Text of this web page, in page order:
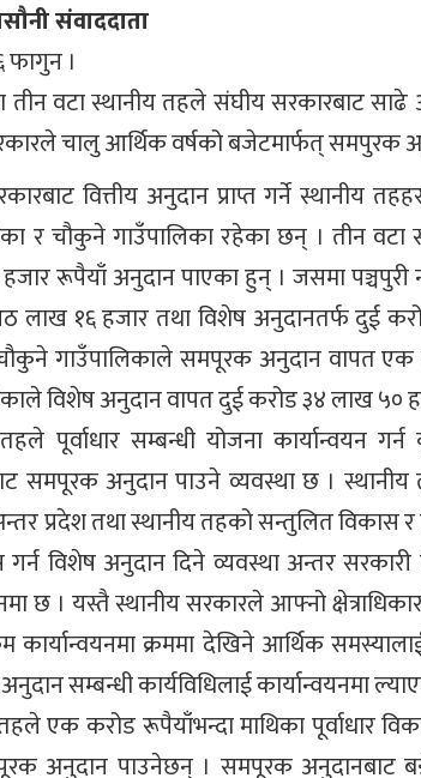
संवाददाता
फागुन ।
तीन वटा स्थानीय तहले संघीय सरकारबाट
चालु आर्थिक वर्षको बजेटमार्फत् समपुरक
वित्तीय अनुदान प्राप्त गर्ने स्थानीय
र चौकुने गाउँपालिका रहेका छन् । तीन
रूपैयाँ अनुदान पाएका हुन् । जसमा
लाख १६ हजार तथा विशेष अनुदानतर्फ दुई
गाउँपालिकाले समपूरक अनुदान वापत
विशेष अनुदान वापत दुई करोड ३४ लाख ५०
पूर्वाधार सम्बन्धी योजना कार्यान्वयन
समपूरक अनुदान पाउने व्यवस्था छ ।
प्रदेश तथा स्थानीय तहको सन्तुलित विकास
विशेष अनुदान दिने व्यवस्था अन्तर सरकारी
छ । यस्तै स्थानीय सरकारले आफ्नो
कार्यान्वयनमा क्रममा देखिने आर्थिक
सम्बन्धी कार्यविधिलाई कार्यान्वयनमा
एक करोड रूपैयाँभन्दा माथिका पूर्वाधार
अनुदान पाउनेछन् । समपूरक अनुदानबाट